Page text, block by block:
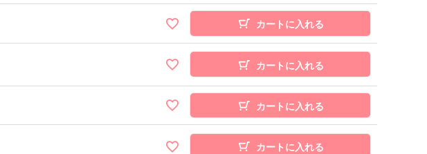
カートに入れる
カートに入れる
カートに入れる
カートに入れる